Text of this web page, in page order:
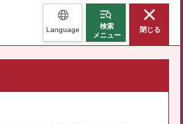
Language
検索
メニュー
閉じる